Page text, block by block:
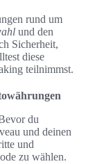
rund um
und den
Sicherheit,
diese
teilnimmst.
du
und deinen
und
zu wählen.